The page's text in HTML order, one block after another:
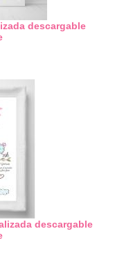
descargable
descargable